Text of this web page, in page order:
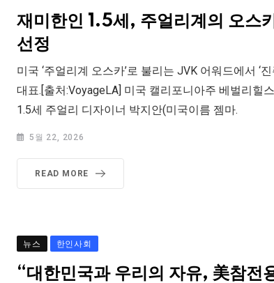
재미한인 1.5세, 주얼리계의 오
선정
미국 ‘주얼리계 오스카’로 불리는 JVK 어워드에서 ‘
대표.[출처:VoyageLA] 미국 캘리포니아주 베벌리힐
1.5세 주얼리 디자이너 박지안(미국이름 젬마.
5월 22, 2026
READ MORE
뉴스 한인사회
“대한민국과 우리의 자유, 美참전